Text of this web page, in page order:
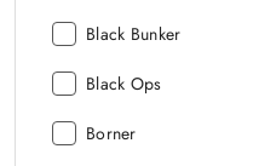
Producent:
Black Bunker
Producent:
Black Ops
Producent:
Borner